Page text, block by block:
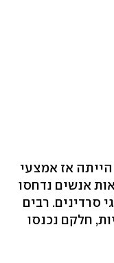
אז אמצעי
אנשים נדחסו
סרדינים. רבים
חלקם נכנסו